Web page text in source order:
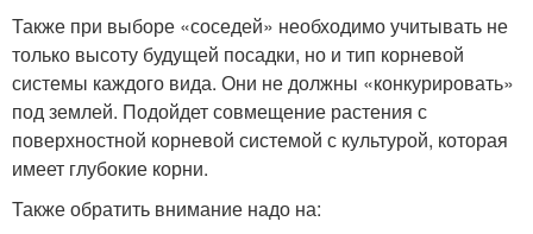
Также при выборе «соседей» необходимо учитывать не
только высоту будущей посадки, но и тип корневой
системы каждого вида. Они не должны «конкурировать»
под землей. Подойдет совмещение растения с
поверхностной корневой системой с культурой, которая
имеет глубокие корни.
Также обратить внимание надо на: